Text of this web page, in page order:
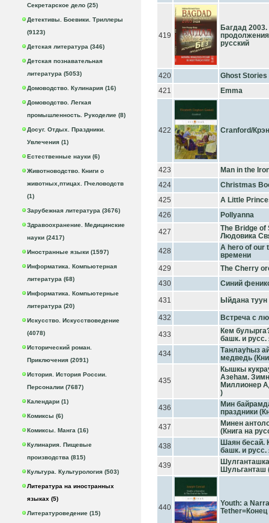
Секретарское дело (25)
Детективы. Боевики. Триллеры
(9123)
Детская литература (346)
Детская познавательная
литература (5053)
Домоводство. Кулинария (16)
Домоводство. Легкая
промышленность. Рукоделие (8)
Досуг. Отдых. Праздники.
Увлечения (1)
Естественные науки (6)
Животноводство. Книги о
животных,птицах. Пчеловодств
(1)
Зарубежная литература (3676)
Здравоохранение. Медицинские
науки (2417)
Иностранные языки (1597)
Информатика. Компьютерная
литература (68)
Информатика. Компьютерные
литература (20)
Искусство. Искусствоведение
(4078)
Исторический роман.
Приключения (2091)
История. История России.
Персоналии (7687)
Календари (1)
Комиксы (6)
Комиксы. Манга (16)
Кулинария. Пищевые
производства (815)
Культура. Культурология (503)
Литература на иностранных
языках (5)
Литературоведение (15)
419
Багдад
русский
420
Ghost
421
Emma
422 Cranford/
423
Man in the
424
Christmas
425
A Little
426
Pollyanna
427
The Bridge of
Людовика
428
A hero of our
времени
429
The Cherry
430
Синий
431
Ыйдана туун
432
Встреча с
433
Кем
башк. и русс.
434
Танлауhыз
медведь
435
Кышкы
Азеhам.
Миллионер
)
436
Мин
праздники
437
Минен
(Книга на
438
Шаян бесай.
башк. и русс.
439
Шульганташ
440
Youth: a
Tether=Конец